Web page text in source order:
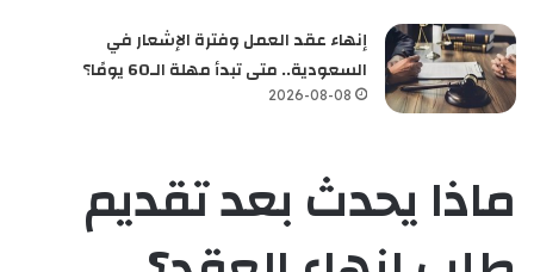
إنهاء عقد العمل وفترة الإشعار في
السعودية.. متى تبدأ مهلة الـ60 يومًا؟
2026-08-08
ماذا يحدث بعد تقديم